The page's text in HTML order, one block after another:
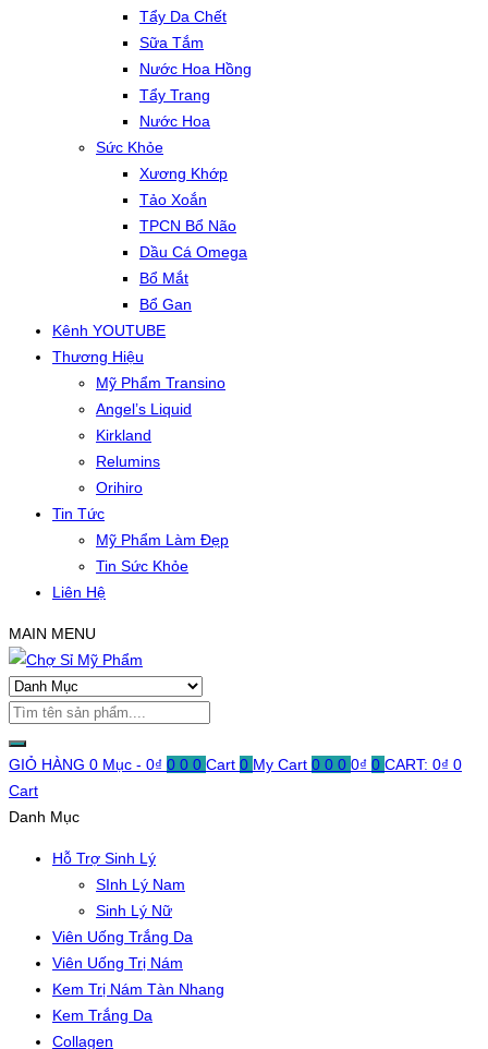
Tẩy Da Chết
Sữa Tắm
Nước Hoa Hồng
Tẩy Trang
Nước Hoa
Sức Khỏe
Xương Khớp
Tảo Xoắn
TPCN Bổ Não
Dầu Cá Omega
Bổ Mắt
Bổ Gan
Kênh YOUTUBE
Thương Hiệu
Mỹ Phẩm Transino
Angel’s Liquid
Kirkland
Relumins
Orihiro
Tin Tức
Mỹ Phẩm Làm Đẹp
Tin Sức Khỏe
Liên Hệ
MAIN MENU
GIỎ HÀNG 0 Mục - 0₫ 0 0 0 Cart 0 My Cart 0 0 0 0₫ 0 CART: 0₫ 0
Cart
Danh Mục
Hỗ Trợ Sinh Lý
SInh Lý Nam
Sinh Lý Nữ
Viên Uống Trắng Da
Viên Uống Trị Nám
Kem Trị Nám Tàn Nhang
Kem Trắng Da
Collagen